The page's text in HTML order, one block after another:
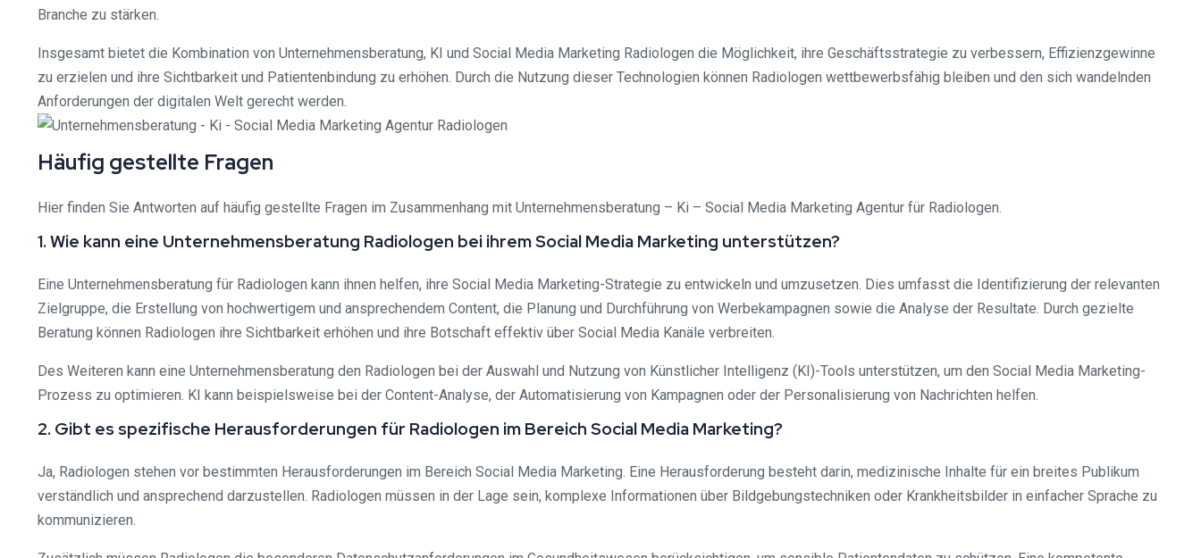
Branche zu stärken.
Insgesamt bietet die Kombination von Unternehmensberatung, KI und Social Media Marketing Radiologen die Möglichkeit, ihre Geschäftsstrategie zu verbessern, Effizienzgewinne
zu erzielen und ihre Sichtbarkeit und Patientenbindung zu erhöhen. Durch die Nutzung dieser Technologien können Radiologen wettbewerbsfähig bleiben und den sich wandelnden
Anforderungen der digitalen Welt gerecht werden.
Häufig gestellte Fragen
Hier finden Sie Antworten auf häufig gestellte Fragen im Zusammenhang mit Unternehmensberatung – Ki – Social Media Marketing Agentur für Radiologen.
1. Wie kann eine Unternehmensberatung Radiologen bei ihrem Social Media Marketing unterstützen?
Eine Unternehmensberatung für Radiologen kann ihnen helfen, ihre Social Media Marketing-Strategie zu entwickeln und umzusetzen. Dies umfasst die Identifizierung der relevanten
Zielgruppe, die Erstellung von hochwertigem und ansprechendem Content, die Planung und Durchführung von Werbekampagnen sowie die Analyse der Resultate. Durch gezielte
Beratung können Radiologen ihre Sichtbarkeit erhöhen und ihre Botschaft effektiv über Social Media Kanäle verbreiten.
Des Weiteren kann eine Unternehmensberatung den Radiologen bei der Auswahl und Nutzung von Künstlicher Intelligenz (KI)-Tools unterstützen, um den Social Media Marketing-
Prozess zu optimieren. KI kann beispielsweise bei der Content-Analyse, der Automatisierung von Kampagnen oder der Personalisierung von Nachrichten helfen.
2. Gibt es spezifische Herausforderungen für Radiologen im Bereich Social Media Marketing?
Ja, Radiologen stehen vor bestimmten Herausforderungen im Bereich Social Media Marketing. Eine Herausforderung besteht darin, medizinische Inhalte für ein breites Publikum
verständlich und ansprechend darzustellen. Radiologen müssen in der Lage sein, komplexe Informationen über Bildgebungstechniken oder Krankheitsbilder in einfacher Sprache zu
kommunizieren.